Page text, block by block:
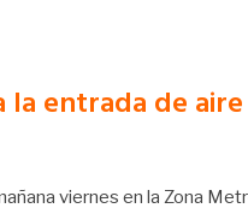
entrada de
viernes en la Zona